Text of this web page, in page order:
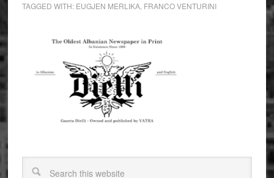
TAGGED WITH: EUGJEN MERLIKA, FRANCO VENTURINI